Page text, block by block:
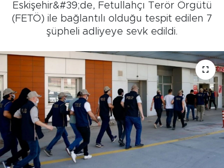
Eskişehir&#39;de, Fetullahçı Terör Örgütü
(FETÖ) ile bağlantılı olduğu tespit edilen 7
şüpheli adliyeye sevk edildi.
Eskişehirspor
Spor
Sağlık
Kültür Sanat
Tarihçe
Resmi İlanlar
Söyleşi
Süper Lig Puan Durumu ve Fikstür
Tüm Manşetler
Son Dakika Haberleri
Haber Arşivi